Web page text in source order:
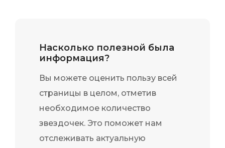
Насколько полезной была
информация?
Вы можете оценить пользу всей
страницы в целом, отметив
необходимое количество
звездочек. Это поможет нам
отслеживать актуальную